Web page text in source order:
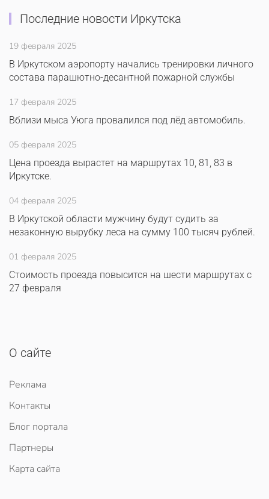
Последние новости Иркутска
19 февраля 2025
В Иркутском аэропорту начались тренировки личного
состава парашютно-десантной пожарной службы
17 февраля 2025
Вблизи мыса Уюга провалился под лёд автомобиль.
05 февраля 2025
Цена проезда вырастет на маршрутах 10, 81, 83 в
Иркутске.
04 февраля 2025
В Иркутской области мужчину будут судить за
незаконную вырубку леса на сумму 100 тысяч рублей.
01 февраля 2025
Стоимость проезда повысится на шести маршрутах с
27 февраля
О сайте
Реклама
Контакты
Блог портала
Партнеры
Карта сайта